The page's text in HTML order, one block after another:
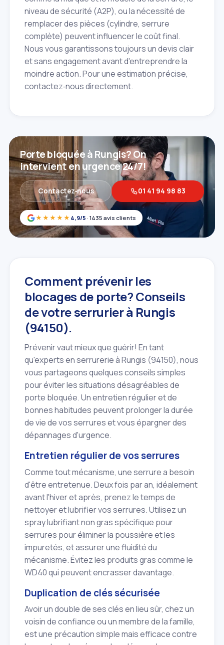
niveau de sécurité (A2P), ou la nécessité de
remplacer des pièces (cylindre, serrure
complète) peuvent influencer le coût final.
Nous vous garantissons toujours un devis clair
et sans engagement avant d'entreprendre la
moindre action. Pour une estimation précise,
contactez‑nous directement.
★★★★★ 4,9/5 · 1435 avis clients
Porte bloquée à Rungis? On
intervient en urgence 24/7!
Contactez‑nous 01 41 94 98 83
Comment prévenir les
blocages de porte? Conseils
de votre serrurier à Rungis
(94150).
Prévenir vaut mieux que guérir! En tant
qu'experts en serrurerie à Rungis (94150), nous
vous partageons quelques conseils simples
pour éviter les situations désagréables de
porte bloquée. Un entretien régulier et de
bonnes habitudes peuvent prolonger la durée
de vie de vos serrures et vous épargner des
dépannages d'urgence.
Entretien régulier de vos serrures
Comme tout mécanisme, une serrure a besoin
d'être entretenue. Deux fois par an, idéalement
avant l'hiver et après, prenez le temps de
nettoyer et lubrifier vos serrures. Utilisez un
spray lubrifiant non gras spécifique pour
serrures pour éliminer la poussière et les
impuretés, et assurer une fluidité du
mécanisme. Évitez les produits gras comme le
WD40 qui peuvent encrasser davantage.
Duplication de clés sécurisée
Avoir un double de ses clés en lieu sûr, chez un
voisin de confiance ou un membre de la famille,
est une précaution simple mais efficace contre